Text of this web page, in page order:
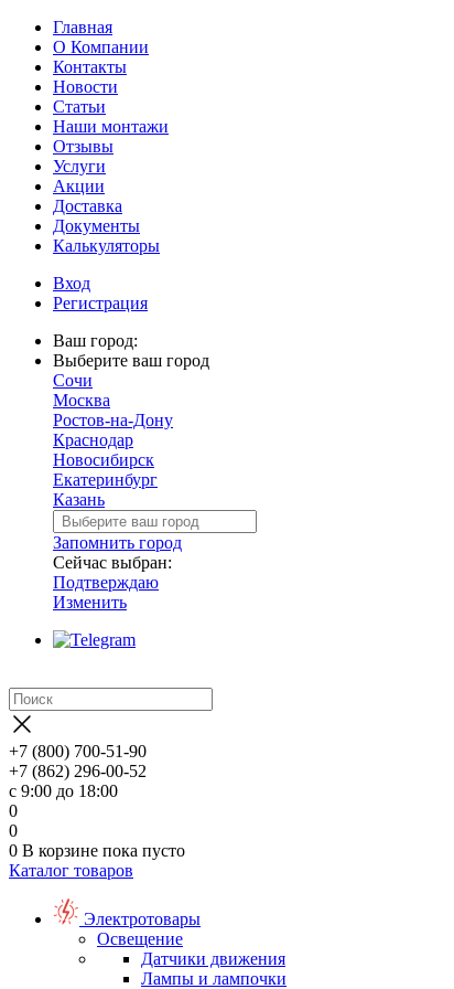
Главная
О Компании
Контакты
Новости
Статьи
Наши монтажи
Отзывы
Услуги
Акции
Доставка
Документы
Калькуляторы
Вход
Регистрация
Ваш город:
Выберите ваш город
Сочи
Москва
Ростов-на-Дону
Краснодар
Новосибирск
Екатеринбург
Казань
Запомнить город
Сейчас выбран:
Подтверждаю
Изменить
+7 (800) 700-51-90
+7 (862) 296-00-52
с 9:00 до 18:00
0
0
0 В корзине пока пусто
Каталог товаров
Электротовары
Освещение
Датчики движения
Лампы и лампочки